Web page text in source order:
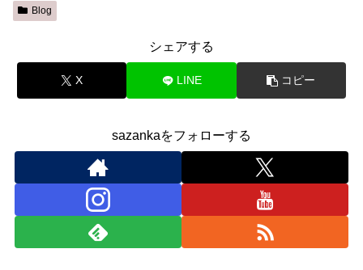
Blog
シェアする
X LINE コピー
sazankaをフォローする